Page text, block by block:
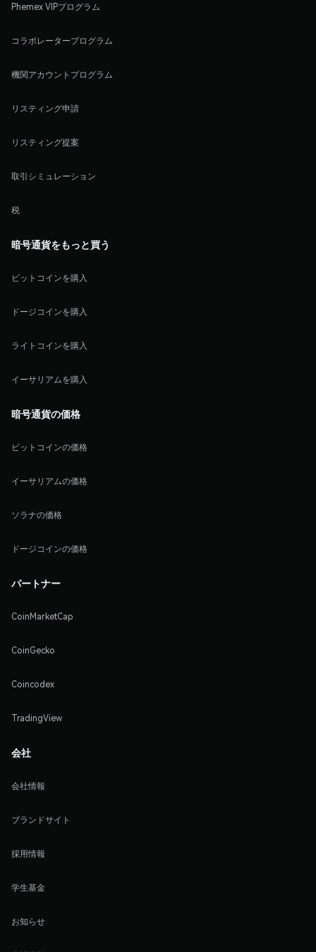
Phemex VIPプログラム
コラボレータープログラム
機関アカウントプログラム
リスティング申請
リスティング提案
取引シミュレーション
税
暗号通貨をもっと買う
ビットコインを購入
ドージコインを購入
ライトコインを購入
イーサリアムを購入
暗号通貨の価格
ビットコインの価格
イーサリアムの価格
ソラナの価格
ドージコインの価格
パートナー
CoinMarketCap
CoinGecko
Coincodex
TradingView
会社
会社情報
ブランドサイト
採用情報
学生基金
お知らせ